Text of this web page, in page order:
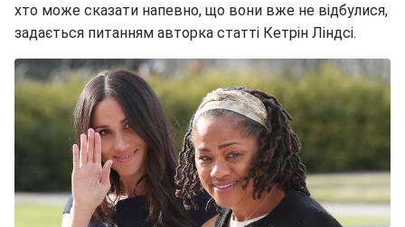
хто може сказати напевно, що вони вже не відбулися,
задається питанням авторка статті Кетрін Ліндсі.